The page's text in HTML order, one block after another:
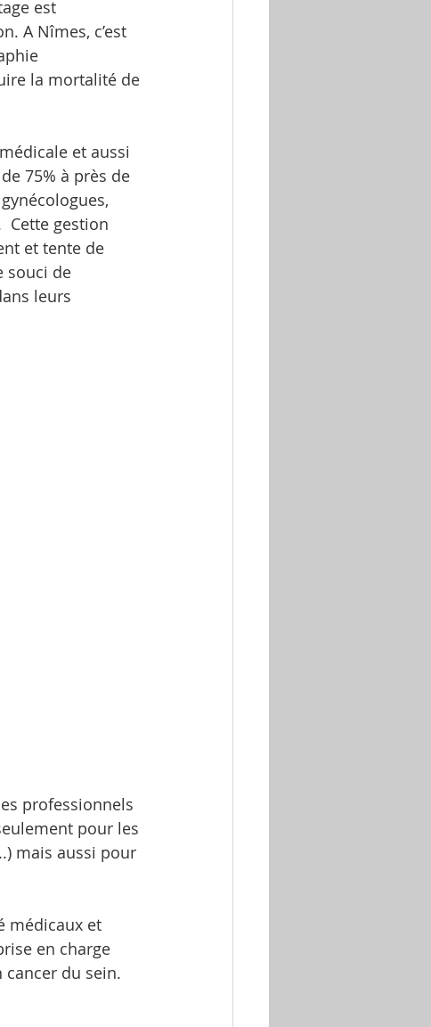
est
A Nîmes, c’est
la mortalité de
et aussi
75% à près de
Cette gestion
et tente de
souci de
leurs
professionnels
pour les
mais aussi pour
médicaux et
en charge
cancer du sein.